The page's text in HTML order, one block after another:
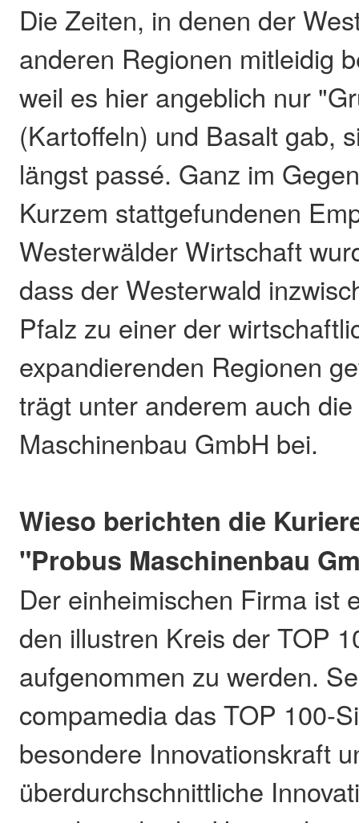
Die Zeiten, in denen der
anderen Regionen mitleidig
weil es hier angeblich nur
(Kartoffeln) und Basalt gab,
längst passé. Ganz im
Kurzem stattgefundenen
Westerwälder Wirtschaft
dass der Westerwald
Pfalz zu einer der
expandierenden Regionen
trägt unter anderem auch
Maschinenbau GmbH bei.
Wieso berichten die
"Probus Maschinenbau
Der einheimischen Firma ist
den illustren Kreis der TOP
aufgenommen zu werden.
compamedia das TOP 100-
besondere Innovationskraft
überdurchschnittliche